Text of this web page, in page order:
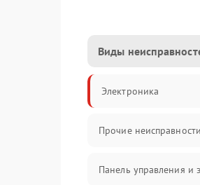
Виды
Электроника
Прочие неисправности
Панель управления и